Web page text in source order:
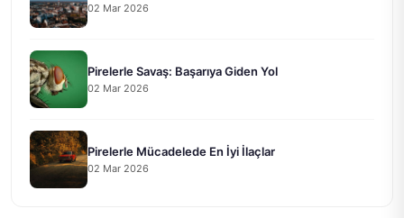
02 Mar 2026
Pirelerle Savaş: Başarıya Giden Yol
02 Mar 2026
Pirelerle Mücadelede En İyi İlaçlar
02 Mar 2026